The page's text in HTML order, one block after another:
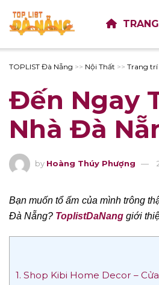
TOPLIST Đà Nẵng >> Nội Thất >> Trang trí
Đến Ngay
Nhà Đà
by Hoàng Thúy Phượng
Bạn muốn tổ ấm của mình trông
Đà Nẵng? ToplistDaNang giới
1. Shop Kibi Home Decor –